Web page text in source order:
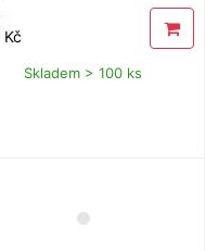
Kč
Skladem > 100 ks